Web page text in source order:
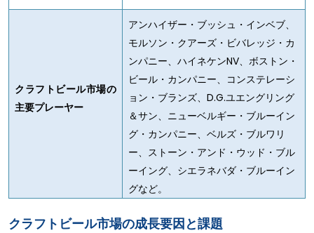
クラフトビール市場の
主要プレーヤー
アンハイザー・ブッシュ・インベブ、
モルソン・クアーズ・ビバレッジ・カ
ンパニー、ハイネケンNV、ボストン・
ビール・カンパニー、コンステレーシ
ョン・ブランズ、D.G.ユエングリング
＆サン、ニューベルギー・ブルーイン
グ・カンパニー、ベルズ・ブルワリ
ー、ストーン・アンド・ウッド・ブル
ーイング、シエラネバダ・ブルーイン
グなど。
クラフトビール市場の成長要因と課題